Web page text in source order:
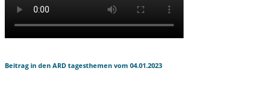
Beitrag in den ARD tagesthemen vom 04.01.2023